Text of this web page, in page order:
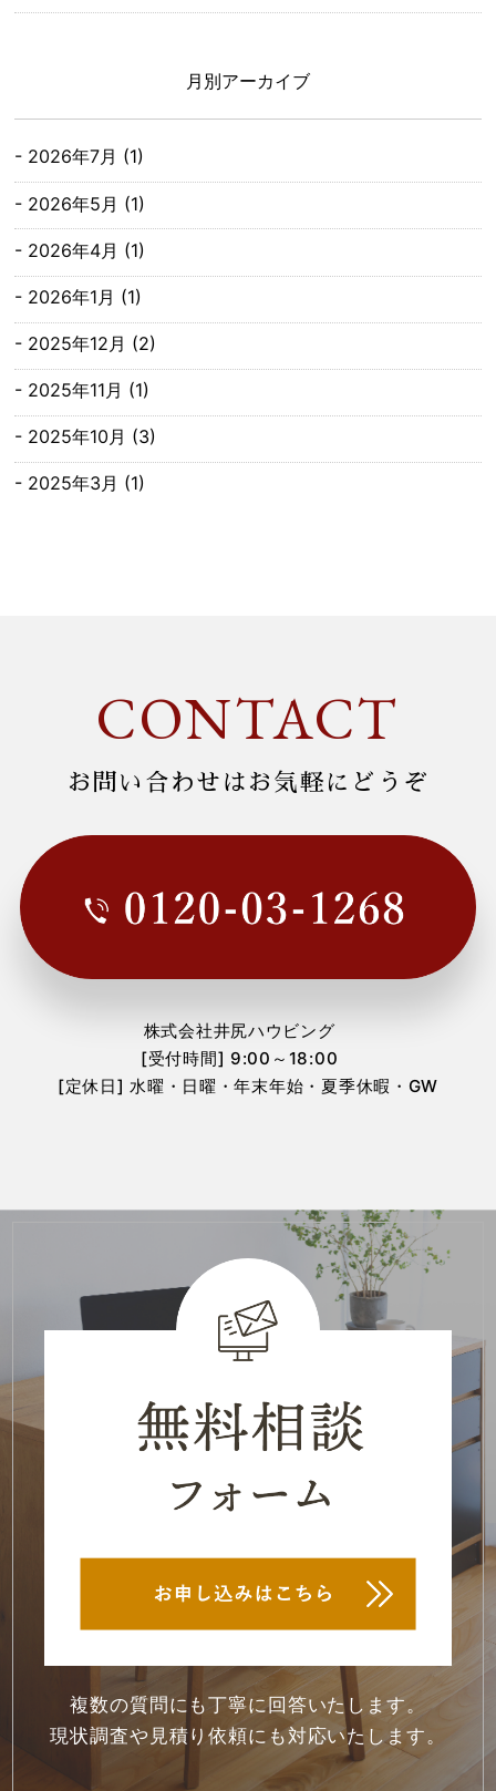
月別アーカイブ
2026年7月 (1)
2026年5月 (1)
2026年4月 (1)
2026年1月 (1)
2025年12月 (2)
2025年11月 (1)
2025年10月 (3)
2025年3月 (1)
2024年3月 (1)
2023年12月
2023年11月 (1)
2023年10月
(2)
2023年3月(1)
2022年7月
2022年6月
(1)
2022年2月(1)
2021年11月(1)
2021年10月(1)
CONTACT
お問い合わせはお気軽にどうぞ
株式会社井尻ハウビング
[受付時間] 9:00～18:00
[定休日] 水曜・日曜・年末年始・夏季休暇・GW
複数の質問にも丁寧に回答いたします。
現状調査や見積り依頼にも対応いたします。